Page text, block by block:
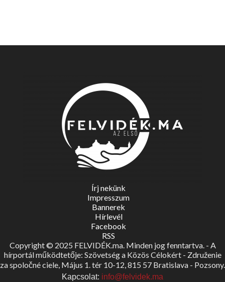
Írj nekünk
Impresszum
Bannerek
Hírlevél
Facebook
RSS
Copyright © 2025 FELVIDÉK.ma. Minden jog fenntartva. - A
hírportál működtetője: Szövetség a Közös Célokért - Združenie
za spoločné ciele, Május 1. tér 10-12, 815 57 Bratislava - Pozsony.
Kapcsolat: info@felvidek.ma